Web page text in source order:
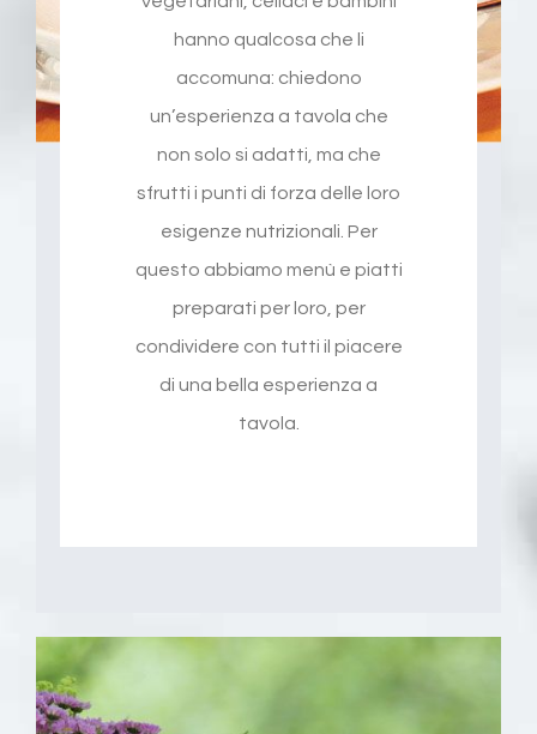
hanno qualcosa che li
accomuna: chiedono
un’esperienza a tavola che
non solo si adatti, ma che
sfrutti i punti di forza delle loro
esigenze nutrizionali. Per
questo abbiamo menù e piatti
preparati per loro, per
condividere con tutti il piacere
di una bella esperienza a
tavola.